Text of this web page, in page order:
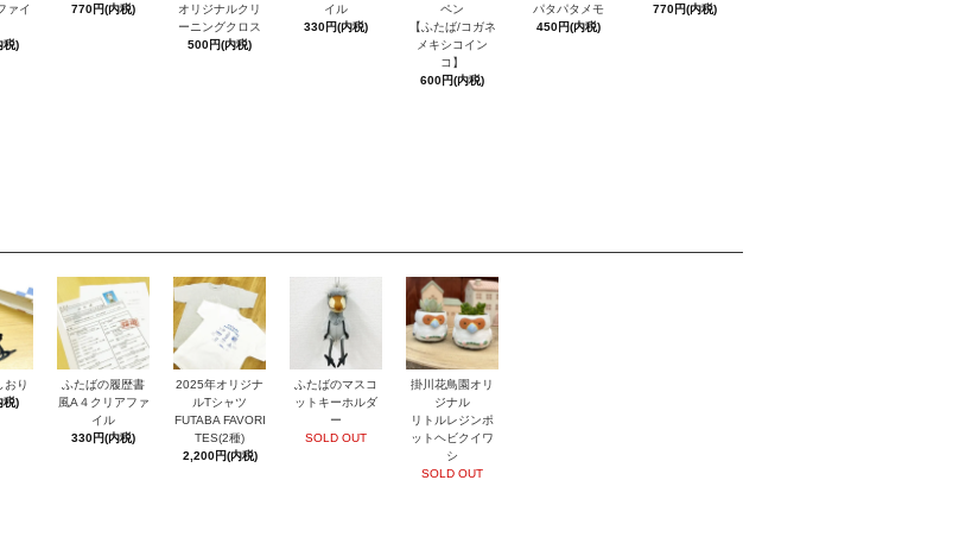
ァイ
税)
770円(内税)
オリジナルクリ
ーニングクロス
500円(内税)
イル
330円(内税)
ペン
【ふたば/コガネ
メキシコイン
コ】
600円(内税)
パタパタメモ
450円(内税)
770円(内税)
おり
税)
ふたばの履歴書
風A４クリアファ
イル
330円(内税)
2025年オリジナ
ルTシャツ
FUTABA FAVORI
TES(2種)
2,200円(内税)
ふたばのマスコ
ットキーホルダ
ー
SOLD OUT
掛川花鳥園オリ
ジナル
リトルレジンポ
ットヘビクイワ
シ
SOLD OUT